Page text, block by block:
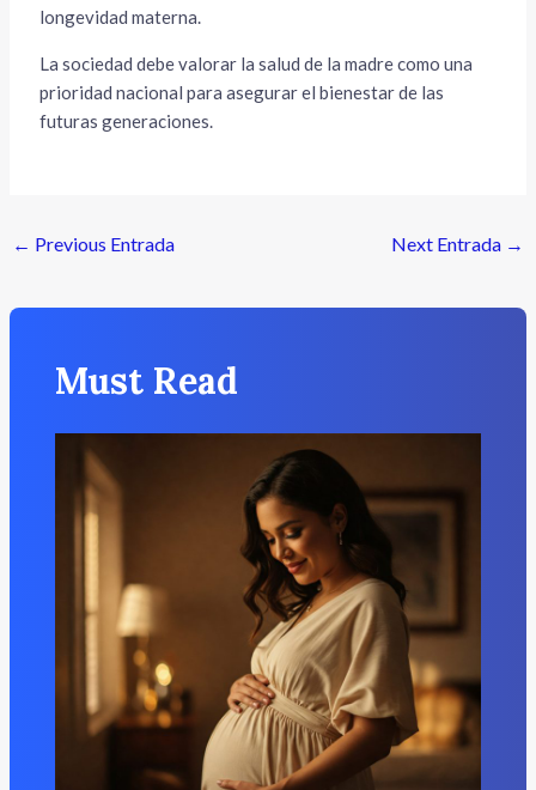
longevidad materna.
La sociedad debe valorar la salud de la madre como una
prioridad nacional para asegurar el bienestar de las
futuras generaciones.
← Previous Entrada Next Entrada →
Must Read